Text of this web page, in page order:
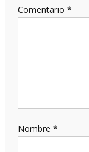
Comentario *
Nombre *